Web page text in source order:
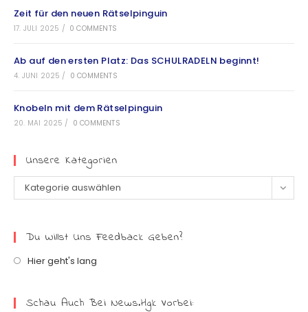
Zeit für den neuen Rätselpinguin
17. JULI 2025 / 0 COMMENTS
Ab auf den ersten Platz: Das SCHULRADELN beginnt!
4. JUNI 2025 / 0 COMMENTS
Knobeln mit dem Rätselpinguin
20. MAI 2025 / 0 COMMENTS
Unsere Kategorien
Kategorie auswählen
Du Willst Uns Feedback Geben?
Hier geht's lang
Schau Auch Bei News.hgk Vorbei: